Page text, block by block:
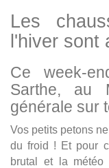
Les
l'hiver sont
Ce week-
Sarthe, au
générale sur
Vos petits petons
du froid ! Et pour
brutal et la météo